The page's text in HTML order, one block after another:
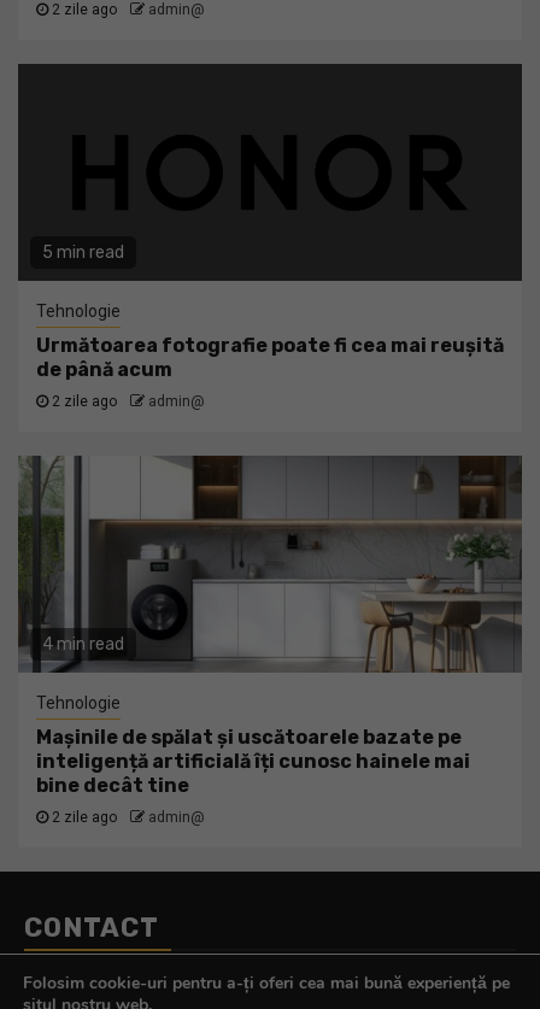
2 zile ago admin@
5 min read
Tehnologie
Următoarea fotografie poate fi cea mai reușită
de până acum
2 zile ago admin@
4 min read
Tehnologie
Mașinile de spălat și uscătoarele bazate pe
inteligență artificială îți cunosc hainele mai
bine decât tine
2 zile ago admin@
CONTACT
Telefon:
0770.290.165
E-mail:contact@tehnologistul.ro
Folosim cookie-uri pentru a-ți oferi cea mai bună experiență pe